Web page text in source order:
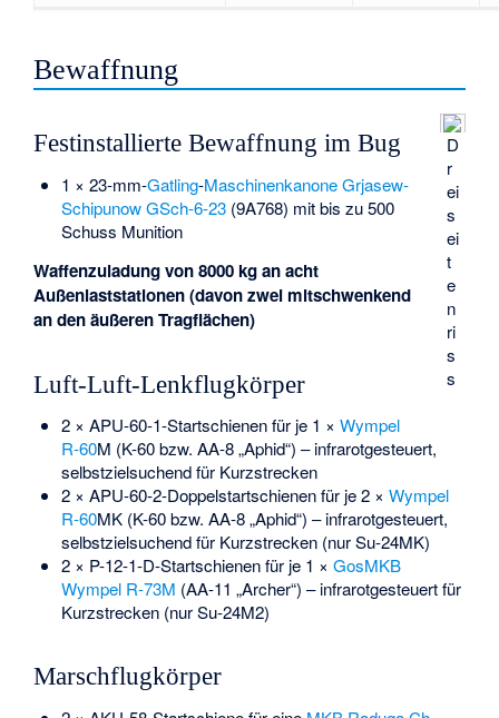
Bewaffnung
D
r
ei
s
ei
t
e
n
ri
s
s
Festinstallierte Bewaffnung im Bug
1 × 23-mm-Gatling-Maschinenkanone Grjasew-
Schipunow GSch-6-23(9A768) mit bis zu 500
Schuss Munition
Waffenzuladung von 8000 kg an acht
Außenlaststationen (davon zwei mitschwenkend
an den äußeren Tragflächen)
Luft-Luft-Lenkflugkörper
2 × APU-60-1-Startschienen für je 1 × Wympel
R-60M (K-60 bzw. AA-8 „Aphid“) – infrarotgesteuert,
selbstzielsuchend für Kurzstrecken
2 × APU-60-2-Doppelstartschienen für je 2 × Wympel
R-60MK (K-60 bzw. AA-8 „Aphid“) – infrarotgesteuert,
selbstzielsuchend für Kurzstrecken (nur Su-24MK)
2 × P-12-1-D-Startschienen für je 1 × GosMKB
Wympel R-73M (AA-11 „Archer“) – infrarotgesteuert für
Kurzstrecken (nur Su-24M2)
Marschflugkörper